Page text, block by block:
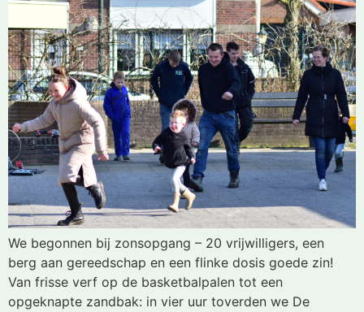
We begonnen bij zonsopgang – 20 vrijwilligers, een
berg aan gereedschap en een flinke dosis goede zin!
Van frisse verf op de basketbalpalen tot een
opgeknapte zandbak: in vier uur toverden we De